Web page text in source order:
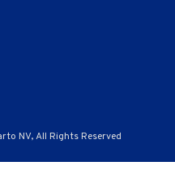
NV, All Rights Reserved